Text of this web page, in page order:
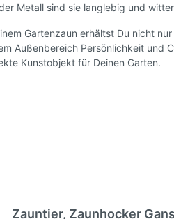
Metall sind sie langlebig und
Gartenzaun erhältst Du nicht
Außenbereich Persönlichkeit und
Kunstobjekt für Deinen Garten.
Zauntier, Zaunhocker